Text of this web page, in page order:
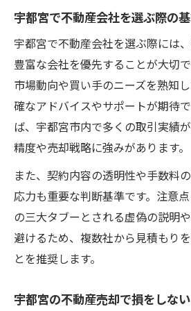
像
不動産売却の流れと重要
納得のいく価格で売却を
売却準備から引き渡しま
宇都宮不動産売却で迷い
宇都宮で不動産会社を選ぶ際の
宇都宮で不動産会社を選ぶ際には
豊富な会社を優先することが大切
市場動向や買い手のニーズを熟知
確なアドバイスやサポートが期待
ば、宇都宮市内で多くの取引実績
精度や売却戦略に強みがあります。
また、契約内容の透明性や手数料
応力も重要な判断基準です。注意
の三大タブーとされる虚偽の説明
避けるため、複数社から見積もり
とを推奨します。
宇都宮の不動産売却で損をしな